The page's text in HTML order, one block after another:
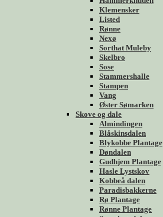
Klemensker
Listed
Rønne
Nexø
Sorthat Muleby
Skelbro
Sose
Stammershalle
Stampen
Vang
Øster Sømarken
Skove og dale
Almindingen
Blåskinsdalen
Blykobbe Plantage
Døndalen
Gudhjem Plantage
Hasle Lystskov
Kobbeå dalen
Paradisbakkerne
Rø Plantage
Rønne Plantage